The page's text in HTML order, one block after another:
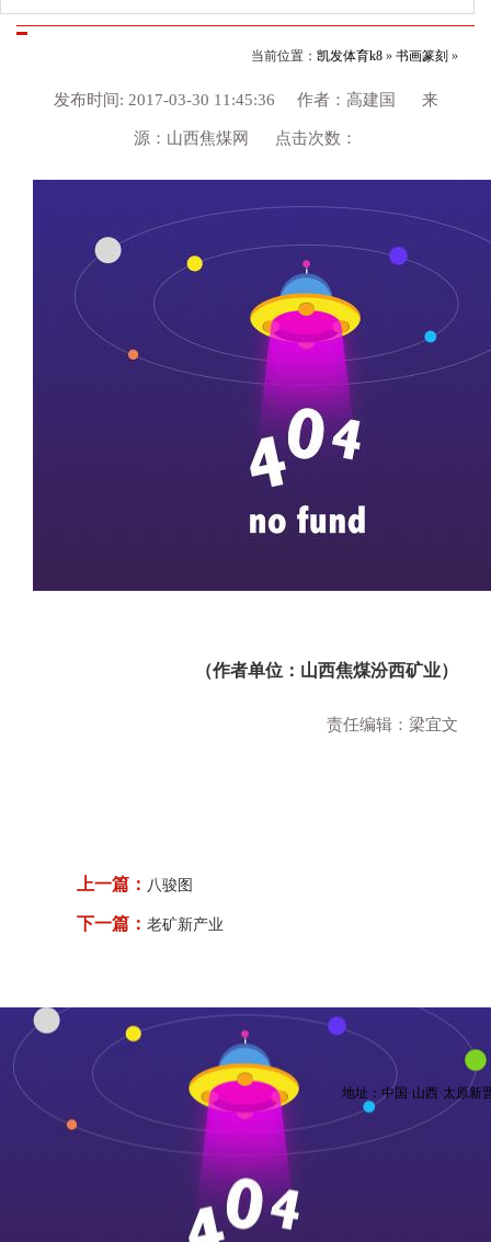
当前位置： 凯发体育k8 » 书画篆刻 »
发布时间: 2017-03-30 11:45:36 作者：高建国 来
源：山西焦煤网 点击次数：
（作者单位：山西焦煤汾西矿业）
责任编辑：梁宜文
上一篇： 八骏图
下一篇： 老矿新产业
地址：中国·山西·太原新